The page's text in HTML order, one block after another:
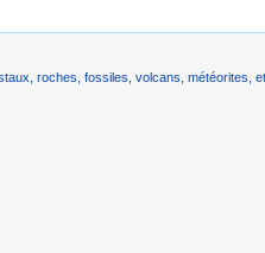
roches, fossiles, volcans, météorites,